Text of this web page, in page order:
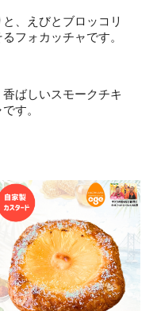
、えびとブロッコリ
フォカッチャです。
ばしいスモークチキ
す。